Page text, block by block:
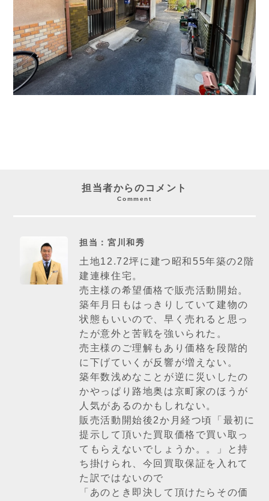
担当者からのコメント
Comment
担当：宮川和秀
土地12.72坪に建つ昭和55年築の2階
建連棟住宅。
売主様の希望価格で販売活動開始。
築年月日もはっきりしていて建物の
状態もいいので、早く売れると思っ
たが意外と苦戦を強いられた。
売主様のご理解もあり価格を段階的
に下げていくが反響が増えない。
築年数浅めなことが逆に災いしたの
かやっぱり路地奥は京町家のほうが
人気があるのかもしれない。
販売活動開始後2か月経つ頃「最初に
提示して頂いた買取価格で買い取っ
てもらえないでしょうか。。」と持
ち掛けられ、今回買取保証を入れて
た訳ではないので
「あのとき即決して頂けたらその価